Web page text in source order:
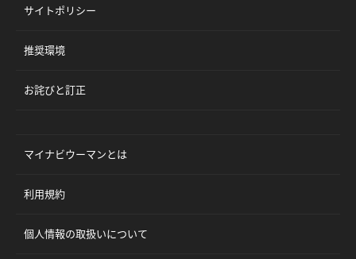
サイトポリシー
推奨環境
お詫びと訂正
マイナビウーマンとは
利用規約
個人情報の取扱いについて